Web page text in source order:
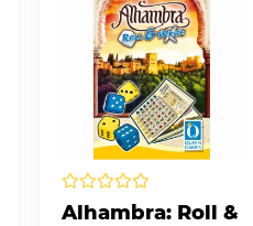
Alhambra: Roll &